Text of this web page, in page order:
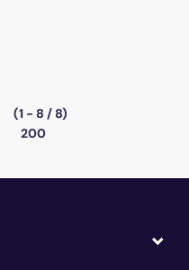
(1 - 8 / 8)
200